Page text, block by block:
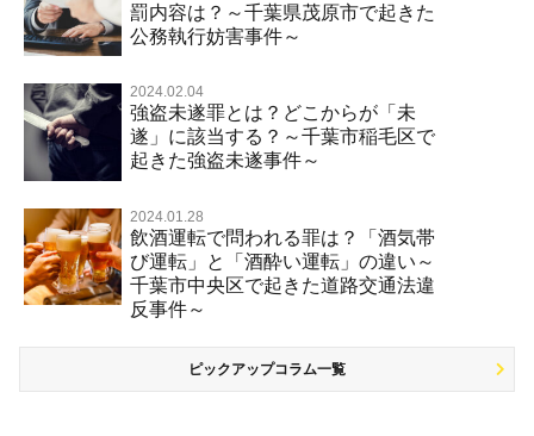
罰内容は？～千葉県茂原市で起きた
公務執行妨害事件～
2024.02.04
強盗未遂罪とは？どこからが「未
遂」に該当する？～千葉市稲毛区で
起きた強盗未遂事件～
2024.01.28
飲酒運転で問われる罪は？「酒気帯
び運転」と「酒酔い運転」の違い～
千葉市中央区で起きた道路交通法違
反事件～
ピックアップコラム一覧